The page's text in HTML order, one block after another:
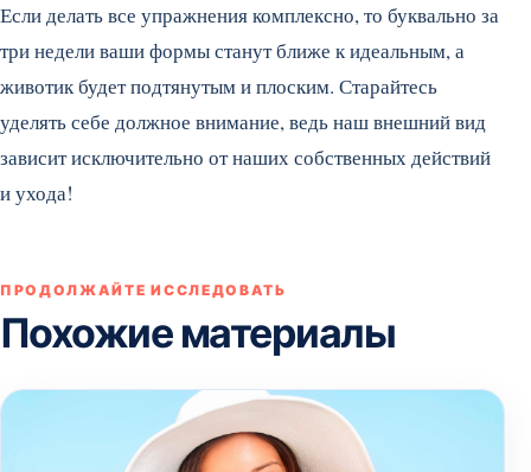
Если делать все упражнения комплексно, то буквально за
три недели ваши формы станут ближе к идеальным, а
животик будет подтянутым и плоским. Старайтесь
уделять себе должное внимание, ведь наш внешний вид
зависит исключительно от наших собственных действий
и ухода!
ПРОДОЛЖАЙТЕ ИССЛЕДОВАТЬ
Похожие материалы